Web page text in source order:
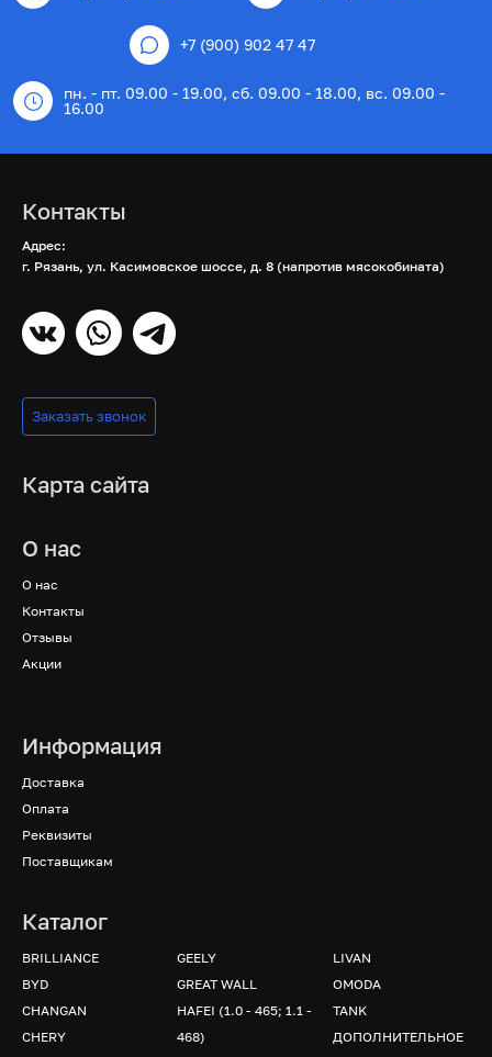
+7 (900) 902 47 47
пн. - пт. 09.00 - 19.00, сб. 09.00 - 18.00, вс. 09.00 -
16.00
Контакты
Адрес:
г. Рязань, ул. Касимовское шоссе, д. 8 (напротив мясокобината)
Заказать звонок
Карта сайта
О нас
О нас
Контакты
Отзывы
Акции
Информация
Доставка
Оплата
Реквизиты
Поставщикам
Каталог
BRILLIANCE
BYD
CHANGAN
CHERY
GEELY
GREAT WALL
HAFEI (1.0 - 465; 1.1 -
468)
LIVAN
OMODA
TANK
ДОПОЛНИТЕЛЬНОЕ